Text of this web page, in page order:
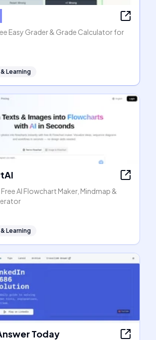
Easy Grader & Grade Calculator for
Learning
AI Flowchart Maker, Mindmap &
Learning
Today